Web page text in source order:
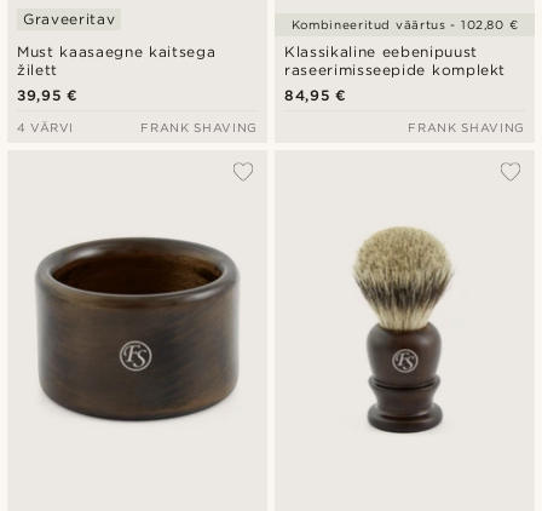
Must kaasaegne kaitsega
žilett
Graveeritav
39,95 €
4 VÄRVI FRANK SHAVING
Klassikaline eebenipuust
raseerimisseepide komplekt
84,95 €
Kombineeritud väärtus - 102,80 €
FRANK SHAVING